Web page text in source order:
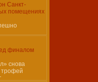
Санкт-
помещениях
финалом
снова
трофей